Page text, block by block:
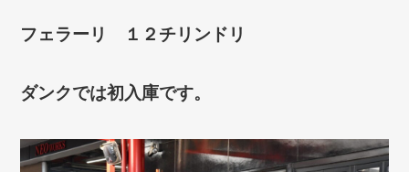
フェラーリ １２チリンドリ
ダンクでは初入庫です。